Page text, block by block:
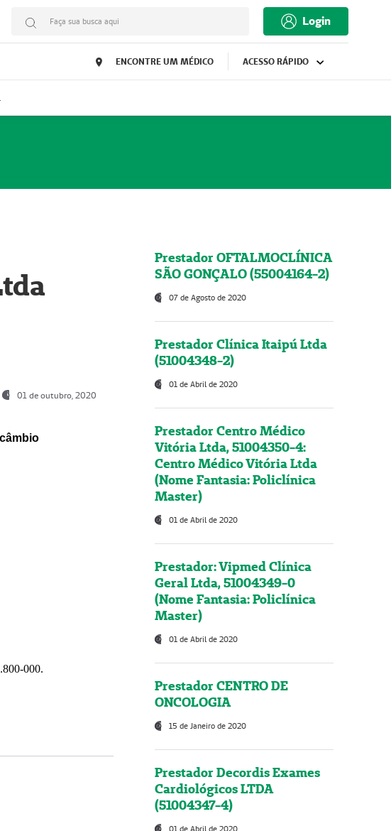
Faça sua busca aqui Login
ENCONTRE UM MÉDICO ACESSO RÁPIDO
0)
01 de outubro, 2020
000.
Prestador OFTALMOCLÍNICA
SÃO GONÇALO (55004164-2)
07 de Agosto de 2020
Prestador Clínica Itaipú Ltda
(51004348-2)
01 de Abril de 2020
Prestador Centro Médico
Vitória Ltda, 51004350-4:
Centro Médico Vitória Ltda
(Nome Fantasia: Policlínica
Master)
01 de Abril de 2020
Prestador: Vipmed Clínica
Geral Ltda, 51004349-0
(Nome Fantasia: Policlínica
Master)
01 de Abril de 2020
Prestador CENTRO DE
ONCOLOGIA
15 de Janeiro de 2020
Prestador Decordis Exames
Cardiológicos LTDA
(51004347-4)
01 de Abril de 2020